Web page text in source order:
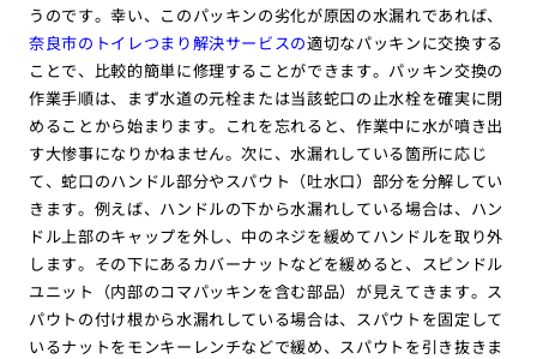
うのです。幸い、このパッキンの劣化が原因の水漏れであれば、
奈良市のトイレつまり解決サービスの適切なパッキンに交換する
ことで、比較的簡単に修理することができます。パッキン交換の
作業手順は、まず水道の元栓または当該蛇口の止水栓を確実に閉
めることから始まります。これを忘れると、作業中に水が噴き出
す大惨事になりかねません。次に、水漏れしている箇所に応じ
て、蛇口のハンドル部分やスパウト（吐水口）部分を分解してい
きます。例えば、ハンドルの下から水漏れしている場合は、ハン
ドル上部のキャップを外し、中のネジを緩めてハンドルを取り外
します。その下にあるカバーナットなどを緩めると、スピンドル
ユニット（内部のコマパッキンを含む部品）が見えてきます。ス
パウトの付け根から水漏れしている場合は、スパウトを固定して
いるナットをモンキーレンチなどで緩め、スパウトを引き抜きま